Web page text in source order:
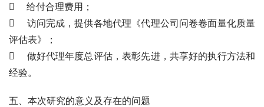
    给付合理费用；
    访问完成，提供各地代理《代理公司问卷卷面量化质量
评估表》；
    做好代理年度总评估，表彰先进，共享好的执行方法和
经验。
五、本次研究的意义及存在的问题